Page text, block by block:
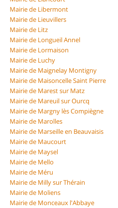
Mairie de Libermont
Mairie de Lieuvillers
Mairie de Litz
Mairie de Longueil Annel
Mairie de Lormaison
Mairie de Luchy
Mairie de Maignelay Montigny
Mairie de Maisoncelle Saint Pierre
Mairie de Marest sur Matz
Mairie de Mareuil sur Ourcq
Mairie de Margny lès Compiègne
Mairie de Marolles
Mairie de Marseille en Beauvaisis
Mairie de Maucourt
Mairie de Maysel
Mairie de Mello
Mairie de Méru
Mairie de Milly sur Thérain
Mairie de Moliens
Mairie de Monceaux l'Abbaye